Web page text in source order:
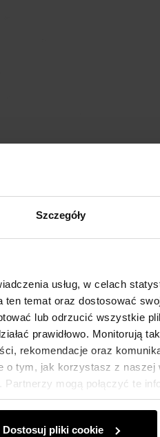
Szczegóły
usług, w celach
temat oraz dostosować
lub odrzucić wszystkie
prawidłowo. Monitorują
rekomendacje oraz
o tym, jak korzystasz z naszej
mogą połączyć te
usług.
Dostosuj pliki cookie